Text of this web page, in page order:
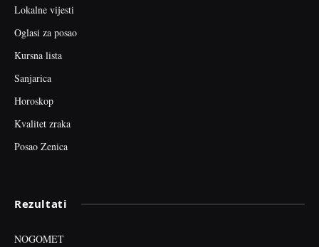
Lokalne vijesti
Oglasi za posao
Kursna lista
Sanjarica
Horoskop
Kvalitet zraka
Posao Zenica
Rezultati
NOGOMET